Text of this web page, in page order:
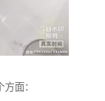
面：